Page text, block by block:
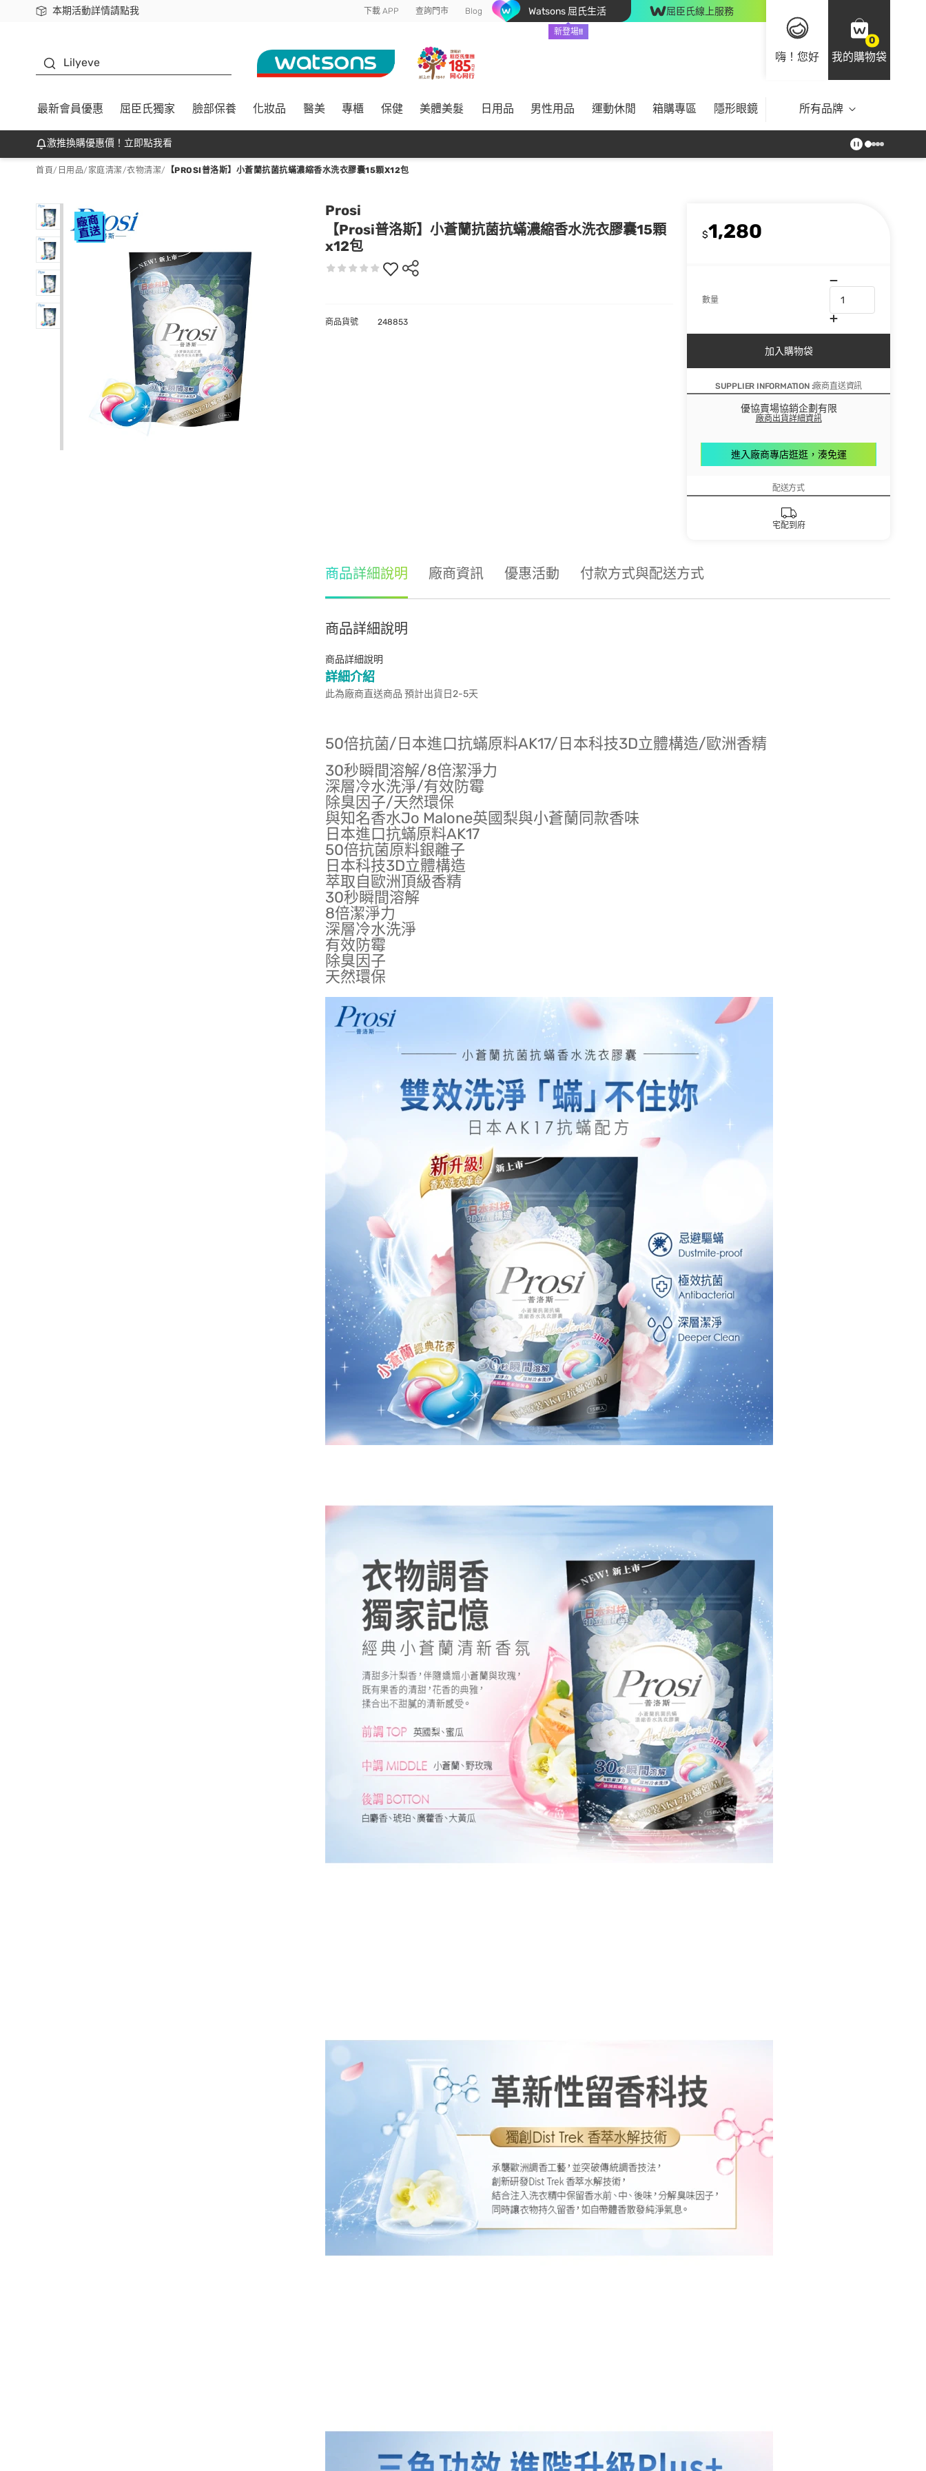
本期活動詳情請點我
下載app最高回饋$350 下載 APP 查詢門市 Blog Watsons 屈氏生活
新登場!!
屈臣氏線上服務
嗨！您好
0
我的購物袋
Lilyeve
最新會員優惠 屈臣氏獨家 臉部保養 化妝品 醫美 專櫃 保健 美體美髮 日用品 男性用品 運動休閒 箱購專區 隱形眼鏡 所有品牌
激推換購優惠價！立即點我看
首頁/ 日用品/ 家庭清潔/衣物清潔/ 【PROSI普洛斯】小蒼蘭抗菌抗蟎濃縮香水洗衣膠囊15顆X12包
Prosi
【Prosi普洛斯】小蒼蘭抗菌抗蟎濃縮香水洗衣膠囊15顆
x12包
$1,280
數量
加入購物袋
SUPPLIER INFORMATION :廠商直送資訊
優協賣場協銷企劃有限
廠商出貨詳細資訊
進入廠商專店逛逛，湊免運
配送方式
宅配到府
商品貨號 248853
商品詳細說明 廠商資訊 優惠活動 付款方式與配送方式
商品詳細說明
商品詳細說明
詳細介紹
此為廠商直送商品 預計出貨日2-5天
50倍抗菌/日本進口抗蟎原料AK17/日本科技3D立體構造/歐洲香精
30秒瞬間溶解/8倍潔淨力
深層冷水洗淨/有效防霉
除臭因子/天然環保
與知名香水Jo Malone英國梨與小蒼蘭同款香味
日本進口抗蟎原料AK17
50倍抗菌原料銀離子
日本科技3D立體構造
萃取自歐洲頂級香精
30秒瞬間溶解
8倍潔淨力
深層冷水洗淨
有效防霉
除臭因子
天然環保